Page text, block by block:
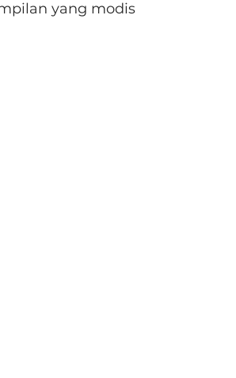
yang modis